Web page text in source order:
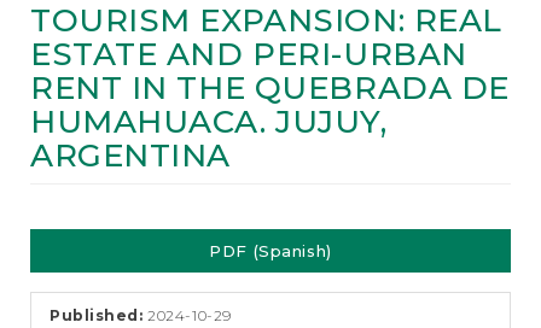
C
o
n
t
e
n
t
e
b
TOURISM EXPANSION: REAL
ESTATE AND PERI-URBAN
RENT IN THE QUEBRADA DE
HUMAHUACA. JUJUY,
ARGENTINA
Article
Sidebar
PDF (Spanish)
Published:2024-10-29